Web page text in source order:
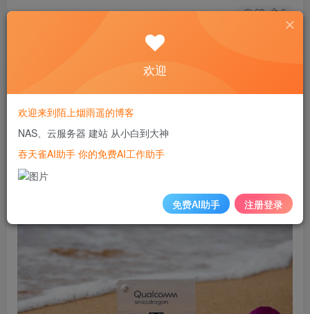
62 0
近日，高通发布了骁龙865的超频版骁龙865 Plus，性能提升
标配。在此之前发布的手机搭载的都是骁龙865处理器，由
于差距不是太明显，还有价格优势，也是不错的选择。
鲁大师发布了2020年Q2季度手机芯片性能排行榜，让我们来
看看具体的排名。
欢迎
欢迎来到陌上烟雨遥的博客
NAS、云服务器 建站 从小白到大神
吞天雀AI助手 你的免费AI工作助手
免费AI助手 注册登录